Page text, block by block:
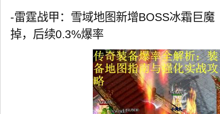
-雷霆战甲：雪域地图新增BOSS冰霜巨魔
掉，后续0.3%爆率